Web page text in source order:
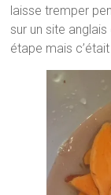
laisse tremper
sur un site
étape mais